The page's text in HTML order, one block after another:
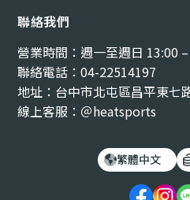
聯絡我們
營業時間：週一至週日 13:00
聯絡電話：04-22514197
地址：台中市北屯區昌平東七
線上客服：＠heatsports
繁體中文